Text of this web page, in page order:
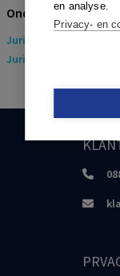
en analyse.
Privacy- en
Onderwerpen
Juridisch
Juridisch
> Sociaal